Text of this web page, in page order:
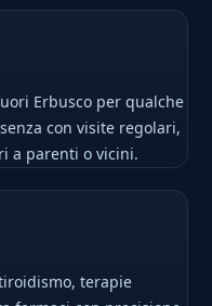
Erbusco per qualche
con visite regolari,
a parenti o vicini.
terapie